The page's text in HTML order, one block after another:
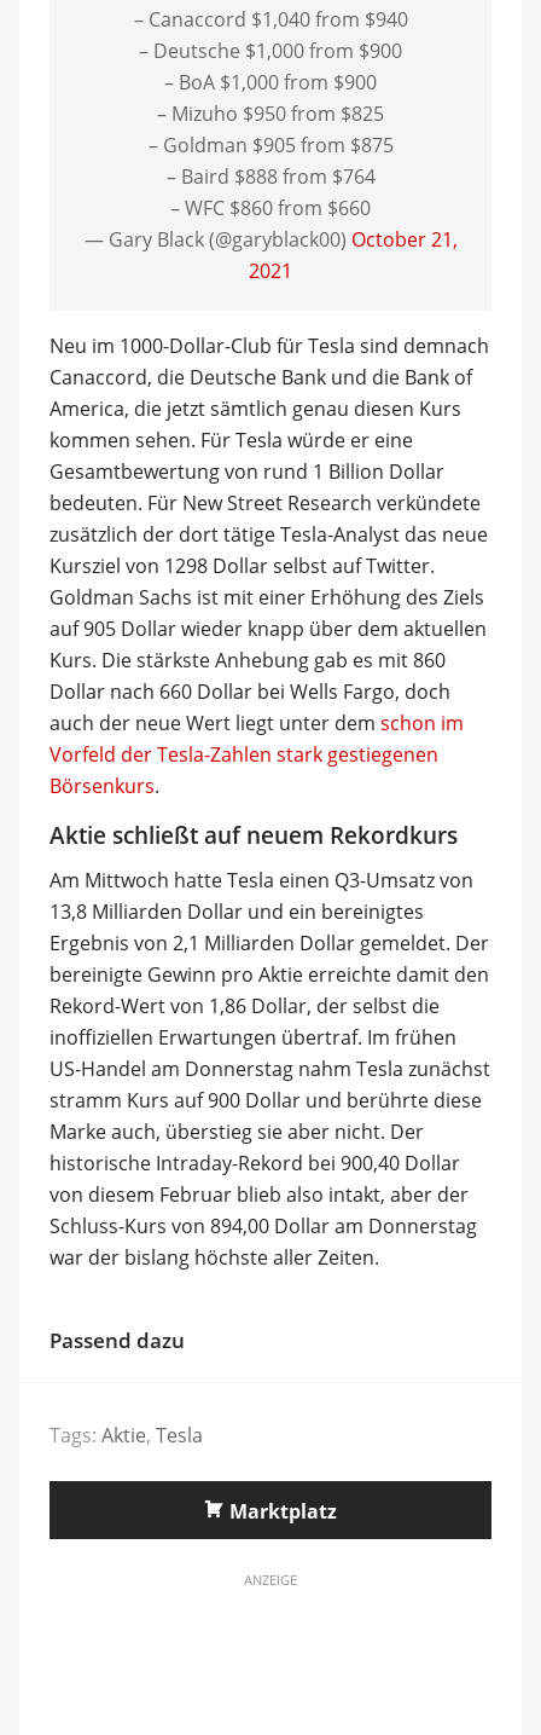
– Canaccord $1,040 from $940
– Deutsche $1,000 from $900
– BoA $1,000 from $900
– Mizuho $950 from $825
– Goldman $905 from $875
– Baird $888 from $764
– WFC $860 from $660
— Gary Black (@garyblack00) October 21,
2021
Neu im 1000-Dollar-Club für Tesla sind demnach
Canaccord, die Deutsche Bank und die Bank of
America, die jetzt sämtlich genau diesen Kurs
kommen sehen. Für Tesla würde er eine
Gesamtbewertung von rund 1 Billion Dollar
bedeuten. Für New Street Research verkündete
zusätzlich der dort tätige Tesla-Analyst das neue
Kursziel von 1298 Dollar selbst auf Twitter.
Goldman Sachs ist mit einer Erhöhung des Ziels
auf 905 Dollar wieder knapp über dem aktuellen
Kurs. Die stärkste Anhebung gab es mit 860
Dollar nach 660 Dollar bei Wells Fargo, doch
auch der neue Wert liegt unter dem schon im
Vorfeld der Tesla-Zahlen stark gestiegenen
Börsenkurs.
Aktie schließt auf neuem Rekordkurs
Am Mittwoch hatte Tesla einen Q3-Umsatz von
13,8 Milliarden Dollar und ein bereinigtes
Ergebnis von 2,1 Milliarden Dollar gemeldet. Der
bereinigte Gewinn pro Aktie erreichte damit den
Rekord-Wert von 1,86 Dollar, der selbst die
inoffiziellen Erwartungen übertraf. Im frühen
US-Handel am Donnerstag nahm Tesla zunächst
stramm Kurs auf 900 Dollar und berührte diese
Marke auch, überstieg sie aber nicht. Der
historische Intraday-Rekord bei 900,40 Dollar
von diesem Februar blieb also intakt, aber der
Schluss-Kurs von 894,00 Dollar am Donnerstag
war der bislang höchste aller Zeiten.
Passend dazu
Tags: Aktie, Tesla
Marktplatz
ANZEIGE